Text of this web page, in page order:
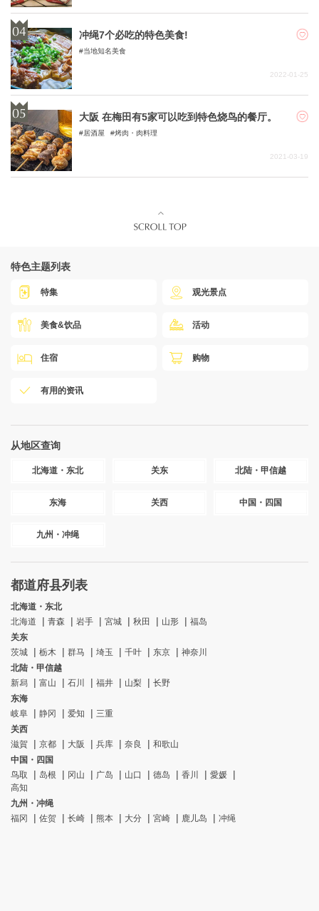
冲绳7个必吃的特色美食!
当地知名美食
2022-01-25
大阪 在梅田有5家可以吃到特色烧鸟的餐厅。
居酒屋 烤肉・肉料理
2021-03-19
特色主题列表
特集 观光景点
美食&饮品 活动
住宿 购物
有用的资讯
从地区查询
北海道・东北 关东 北陆・甲信越
东海 关西 中国・四国
九州・冲绳
都道府县列表
北海道・东北
北海道
青森 岩手 宮城 秋田 山形
福岛
关东
茨城
栃木 群马 埼玉 千叶 东京
神奈川
北陆・甲信越
新舄
富山 石川 福井 山梨
长野
东海
岐阜
静冈 爱知
三重
关西
滋賀
京都 大阪 兵库 奈良
和歌山
中国・四国
鸟取
岛根 冈山 广岛 山口 德岛 香川
愛媛
高知
九州・冲绳
福冈
佐贺 长崎 熊本 大分 宮崎 鹿儿岛 冲绳